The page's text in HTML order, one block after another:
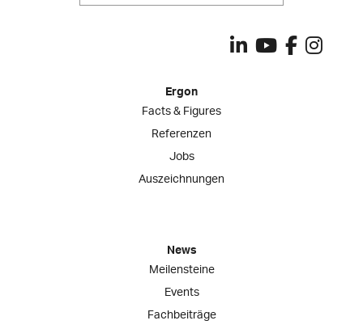
Ergon
Facts & Figures
Referenzen
Jobs
Auszeichnungen
News
Meilensteine
Events
Fachbeiträge